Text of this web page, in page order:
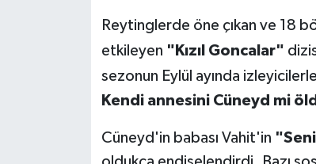
Reytinglerde öne çıkan ve 18
etkileyen "Kızıl Goncalar"
sezonun Eylül ayında
Kendi annesini Cüneyd mi
Cüneyd'in babası Vahit'in